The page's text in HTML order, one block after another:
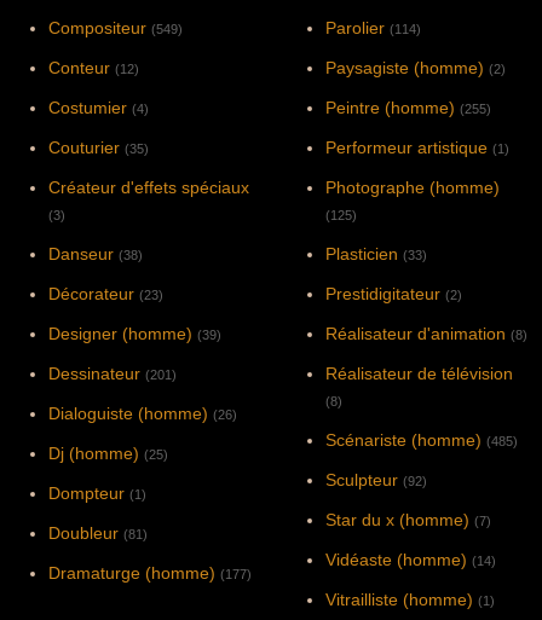
Compositeur (549)
Conteur (12)
Costumier (4)
Couturier (35)
Créateur d'effets spéciaux
(3)
Danseur (38)
Décorateur (23)
Designer (homme) (39)
Dessinateur (201)
Dialoguiste (homme) (26)
Dj (homme) (25)
Dompteur (1)
Doubleur (81)
Dramaturge (homme) (177)
Parolier (114)
Paysagiste (homme) (2)
Peintre (homme) (255)
Performeur artistique (1)
Photographe (homme)
(125)
Plasticien (33)
Prestidigitateur (2)
Réalisateur d'animation (8)
Réalisateur de télévision
(8)
Scénariste (homme) (485)
Sculpteur (92)
Star du x (homme) (7)
Vidéaste (homme) (14)
Vitrailliste (homme) (1)